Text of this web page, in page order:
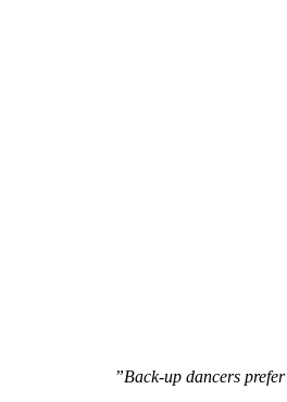
”Back-up dancers